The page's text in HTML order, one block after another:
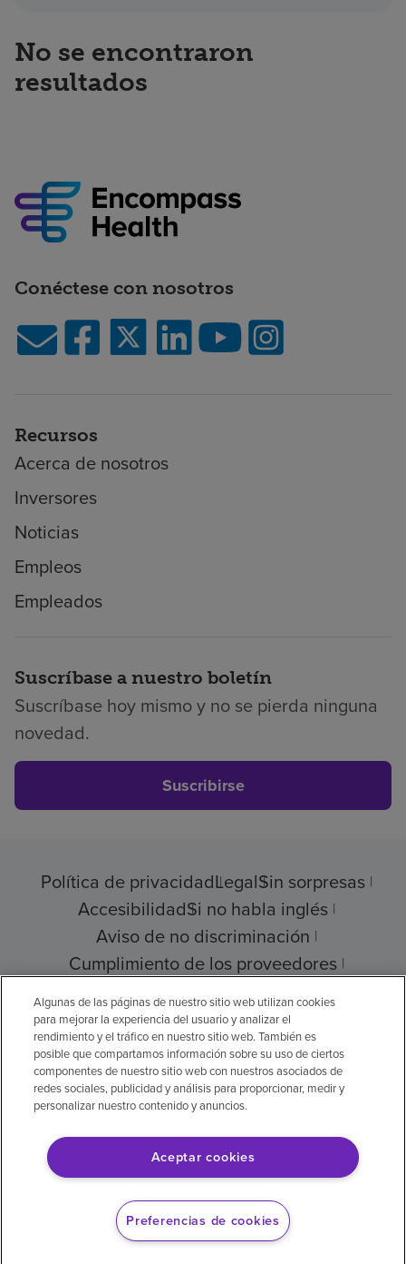
No se encontraron
resultados
Conéctese con nosotros
Recursos
Acerca de nosotros
Inversores
Noticias
Empleos
Empleados
Suscríbase a nuestro boletín
Suscríbase hoy mismo y no se pierda ninguna
novedad.
Suscribirse
Política de privacidadLegalSin sorpresas
AccesibilidadSi no habla inglés
Aviso de no discriminación
Cumplimiento de los proveedores
Transparencia de precios
© 2026 Encompass Health Corporation
Preferencias de cookies
Aviso legal: Se tradujo con la ayuda de
inteligencia artificial (IA). La versión en inglés
es la versión oficial.
Algunas de las páginas de nuestro sitio web utilizan cookies
para mejorar la experiencia del usuario y analizar el
rendimiento y el tráfico en nuestro sitio web. También es
posible que compartamos información sobre su uso de ciertos
componentes de nuestro sitio web con nuestros asociados de
redes sociales, publicidad y análisis para proporcionar, medir y
personalizar nuestro contenido y anuncios.
Aceptar cookies
Preferencias de cookies